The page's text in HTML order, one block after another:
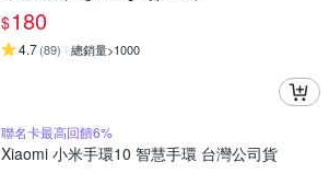
$180
4.7(89) 總銷量>1000
聯名卡最高回饋6%
Xiaomi 小米手環10 智慧手環 台灣公司貨